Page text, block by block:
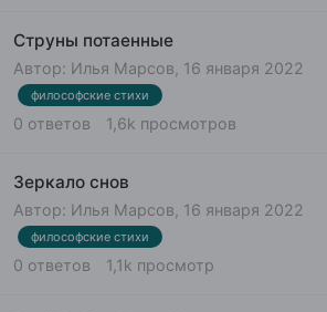
Струны потаенные
Автор: Илья Марсов 16 января 2022
философские стихи
0 ответов 1,6k просмотров
Зеркало снов
Автор: Илья Марсов 16 января 2022
философские стихи
0 ответов 1,1k просмотр